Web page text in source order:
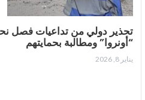
“أونروا” ومطالبة بحمايتهم
يناير 8, 2026